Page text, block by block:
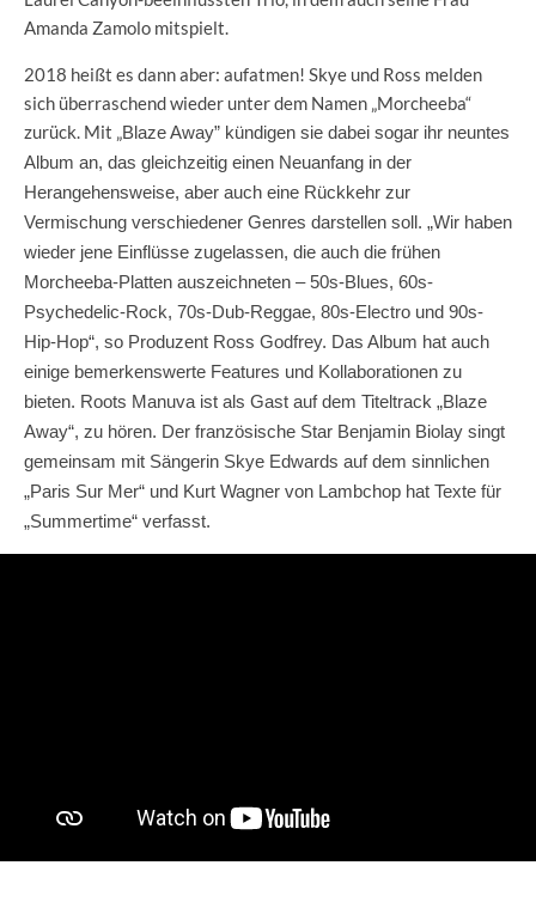
Amanda Zamolo mitspielt.
2018 heißt es dann aber: aufatmen! Skye und Ross melden
sich überraschend wieder unter dem Namen „Morcheeba“
zurück. Mit „Blaze Away” kündigen sie dabei sogar ihr neuntes
Album an, das gleichzeitig einen Neuanfang in der
Herangehensweise, aber auch eine Rückkehr zur
Vermischung verschiedener Genres darstellen soll. „Wir haben
wieder jene Einflüsse zugelassen, die auch die frühen
Morcheeba-Platten auszeichneten – 50s-Blues, 60s-
Psychedelic-Rock, 70s-Dub-Reggae, 80s-Electro und 90s-
Hip-Hop“, so Produzent Ross Godfrey. Das Album hat auch
einige bemerkenswerte Features und Kollaborationen zu
bieten. Roots Manuva ist als Gast auf dem Titeltrack „Blaze
Away“, zu hören. Der französische Star Benjamin Biolay singt
gemeinsam mit Sängerin Skye Edwards auf dem sinnlichen
„Paris Sur Mer“ und Kurt Wagner von Lambchop hat Texte für
„Summertime“ verfasst.